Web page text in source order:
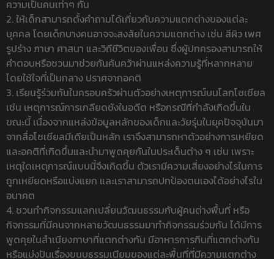
ความเป็นคนเท่าๆ กัน
2. ให้เด็กสามารถตั้งคำถามได้เกี่ยวกับความแตกต่างของแต่ละ
บุคคล โดยเด็กบางคนอาจจะสงสัยในความแตกต่าง เช่น สีผิว เพศ
รูปร่าง ภาษา ศาสนา และวิถีชีวิตของเพื่อน ซึ่งผู้ปกครองสามารถให้
คำตอบหรือชวนมาช่วยกันค้นคว้าผ่านแหล่งความรู้ที่หลากหลาย
โดยใช้ใจที่เป็นกลาง ปราศจากอคติ
3. เรียนรู้ร่วมกันในครอบครัวผ่านตัวอย่างเหตุการณ์บนโลกโซเชียล
เช่น เหตุการณ์การเกลียดชังในอดีต หรือกรณีที่กำลังเกิดขึ้นใน
ขณะนี้ เนื่องจากแหล่งข้อมูลหลักของเด็กและวัยรุ่นในยุคปัจจุบันมา
จากสื่อโซเชียลมีเดียเป็นหลัก เราจึงสามารถหาตัวอย่างการเหยียด
และอคติที่เกิดขึ้นและนำมาพูดคุยกันในประเด็นต่าง ๆ เช่น เพราะ
เหตุใดเหตุการณ์แบบนี้จึงเกิดขึ้น ตัวเรามีความเสี่ยงอย่างไรในการ
ถูกเหยียดหรือแบ่งแยก และเราสามารถปกป้องตนเองได้อย่างไรใน
อนาคต
4. ชวนทำกิจกรรมแลกเปลี่ยนวัฒนธรรมกับผู้คนต่างพื้นที่ หรือ
กิจกรรมที่มีคนจากหลายวัฒนธรรมมาทำกิจกรรมร่วมกัน ได้มีการ
พูดคุยในสำเนียงภาษาที่แตกต่างกัน มีอาหารการกินที่แตกต่างกัน
หรือแบ่งปันเรื่องขนบธรรมเนียมของแต่ละพื้นที่ที่มีความแตกต่าง